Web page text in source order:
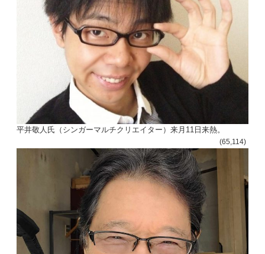
平井敬人氏（シンガーマルチクリエイター）来月11日来熱。
(65,114)